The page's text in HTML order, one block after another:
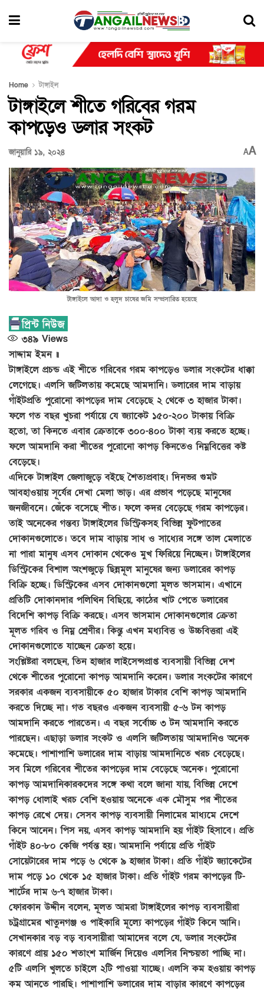
Home টাঙ্গাইল
টাঙ্গাইলে শীতে গরিবের গরম
কাপড়েও ডলার সংকট
জানুয়ারি ১৯, ২০২৪ AA
টাঙ্গাইলে আদা ও হলুদ চাষের জমি সম্প্রসারিত হয়েছে
৩৪৯ Views
সাদ্দাম ইমন ॥
টাঙ্গাইলে প্রচন্ড এই শীতে গরিবের গরম কাপড়েও ডলার সংকটের ধাক্কা
লেগেছে। এলসি জটিলতায় কমেছে আমদানি। ডলারের দাম বাড়ায়
গাঁইটপ্রতি পুরোনো কাপড়ের দাম বেড়েছে ২ থেকে ৩ হাজার টাকা।
ফলে গত বছর খুচরা পর্যায়ে যে জ্যাকেট ১৫০-২০০ টাকায় বিক্রি
হতো, তা কিনতে এবার ক্রেতাকে ৩০০-৪০০ টাকা ব্যয় করতে হচ্ছে।
ফলে আমদানি করা শীতের পুরোনো কাপড় কিনতেও নিম্নবিত্তের কষ্ট
বেড়েছে।
এদিকে টাঙ্গাইল জেলাজুড়ে বইছে শৈত্যপ্রবাহ। দিনভর গুমট
আবহাওয়ায় সূর্যের দেখা মেলা ভাড়। এর প্রভাব পড়েছে মানুষের
জনজীবনে। জেঁকে বসেছে শীত। ফলে কদর বেড়েছে গরম কাপড়ের।
তাই অনেকের গন্তব্য টাঙ্গাইলের ডিস্ট্রিকসহ বিভিন্ন ফুটপাতের
দোকানগুলোতে। তবে দাম বাড়ায় সাধ ও সাধ্যের সঙ্গে তাল মেলাতে
না পারা মানুষ এসব দোকান থেকেও মুখ ফিরিয়ে নিচ্ছেন। টাঙ্গাইলের
ডিস্ট্রিকের বিশাল অংশজুড়ে ছিন্নমূল মানুষের জন্য ডলারের কাপড়
বিক্রি হচ্ছে। ডিস্ট্রিকের এসব দোকানগুলো মূলত ভাসমান। এখানে
প্রতিটি দোকানদার পলিথিন বিছিয়ে, কাঠের খাট পেতে ডলারের
বিদেশি কাপড় বিক্রি করছে। এসব ভাসমান দোকানগুলোর ক্রেতা
মূলত গরিব ও নিম্ন শ্রেণীর। কিন্তু এখন মধ্যবিত্ত ও উচ্চবিত্তরা এই
দোকানগুলোতে যাচ্ছেন ক্রেতা হয়ে।
সংশ্লিষ্টরা বলছেন, তিন হাজার লাইসেন্সপ্রাপ্ত ব্যবসায়ী বিভিন্ন দেশ
থেকে শীতের পুরোনো কাপড় আমদানি করেন। ডলার সংকটের কারণে
সরকার একজন ব্যবসায়ীকে ৫০ হাজার টাকার বেশি কাপড় আমদানি
করতে দিচ্ছে না। গত বছরও একজন ব্যবসায়ী ৫-৬ টন কাপড়
আমদানি করতে পারতেন। এ বছর সর্বোচ্চ ৩ টন আমদানি করতে
পারছেন। এছাড়া ডলার সংকট ও এলসি জটিলতায় আমদানিও অনেক
কমেছে। পাশাপাশি ডলারের দাম বাড়ায় আমদানিতে খরচ বেড়েছে।
সব মিলে গরিবের শীতের কাপড়ের দাম বেড়েছে অনেক। পুরোনো
কাপড় আমদানিকারকদের সঙ্গে কথা বলে জানা যায়, বিভিন্ন দেশে
কাপড় ধোলাই খরচ বেশি হওয়ায় অনেকে এক মৌসুম পর শীতের
কাপড় রেখে দেয়। সেসব কাপড় ব্যবসায়ী নিলামের মাধ্যমে দেশে
কিনে আনেন। পিস নয়, এসব কাপড় আমদানি হয় গাঁইট হিসাবে। প্রতি
গাঁইট ৪০-৮০ কেজি পর্যন্ত হয়। আমদানি পর্যায়ে প্রতি গাঁইট
সোয়েটারের দাম পড়ে ৬ থেকে ৯ হাজার টাকা। প্রতি গাঁইট জ্যাকেটের
দাম পড়ে ১০ থেকে ১৫ হাজার টাকা। প্রতি গাঁইট গরম কাপড়ের টি-
শার্টের দাম ৬-৭ হাজার টাকা।
ফোরকান উদ্দীন বলেন, মূলত আমরা টাঙ্গাইলের কাপড় ব্যবসায়ীরা
চট্রগ্রামের খাতুনগঞ্জ ও পাইকারি মূল্যে কাপড়ের গাঁইট কিনে আনি।
সেখানকার বড় বড় ব্যবসায়ীরা আমাদের বলে যে, ডলার সংকটের
কারণে প্রায় ১৫০ শতাংশ মার্জিন দিয়েও এলসির নিশ্চয়তা পাচ্ছি না।
৫টি এলসি খুলতে চাইলে ২টি পাওয়া যাচ্ছে। এলসি কম হওয়ায় কাপড়
কম আনতে পারছি। পাশাপাশি ডলারের দাম বাড়ার কারণে কাপড়ের